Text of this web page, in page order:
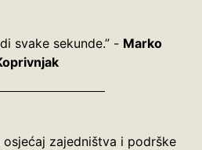
svake sekunde.” - Marko
zajedništva i podrške